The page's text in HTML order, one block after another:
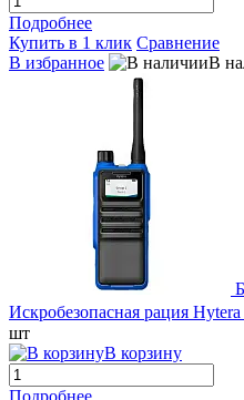
Подробнее
Купить в 1 клик Сравнение
В избранное
В
Искробезопасная рация
шт
В корзину
Подробнее